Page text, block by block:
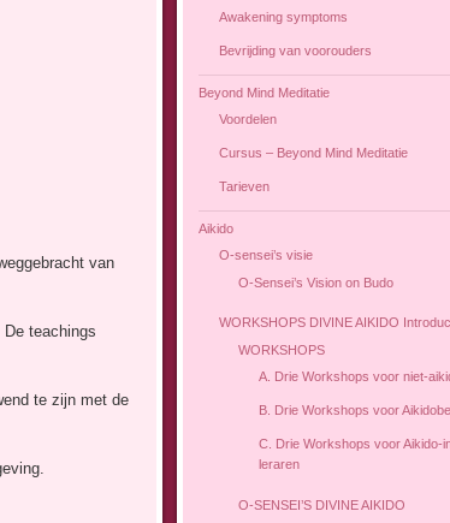
van
teachings
te zijn met de
Awakening symptoms
Bevrijding van voorouders
Beyond Mind Meditatie
Voordelen
Cursus – Beyond Mind Meditatie
Tarieven
Aikido
O-sensei’s visie
O-Sensei’s Vision on Budo
WORKSHOPS DIVINE AIKIDO
WORKSHOPS
A. Drie Workshops voor niet-
B. Drie Workshops voor
C. Drie Workshops voor Aikido-
leraren
O-SENSEI’S DIVINE AIKIDO